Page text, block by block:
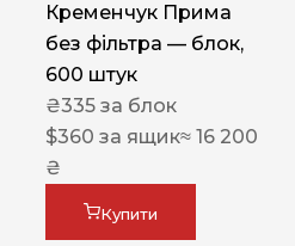
Кременчук Прима
без фільтра — блок,
600 штук
₴335 за блок
$360 за ящик≈ 16 200
₴
Купити